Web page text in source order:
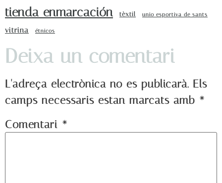
tienda enmarcación tèxtil unio esportiva de sants
vitrina étnicos
Deixa un comentari
L'adreça electrònica no es publicarà. Els
camps necessaris estan marcats amb *
Comentari *